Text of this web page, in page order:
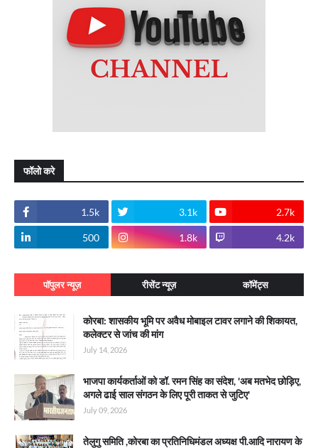
फॉलो करे
1.5k 3.1k 2.7k
500 1.8k 4.2k
पॉपुलर न्यूज़ रीसेंट न्यूज़ कॉमेंट्स
कोरबा: शासकीय भूमि पर अवैध मोबाइल टावर लगाने की शिकायत,
कलेक्टर से जांच की मांग
July 14, 2026
भाजपा कार्यकर्ताओं को डॉ. रमन सिंह का संदेश, 'अब मतभेद छोड़िए,
अगले ढाई साल संगठन के लिए पूरी ताकत से जुटिए'
July 09, 2026
तेलुगु समिति ,कोरबा का प्रतिनिधिमंडल अध्यक्ष पी.आदि नारायण के